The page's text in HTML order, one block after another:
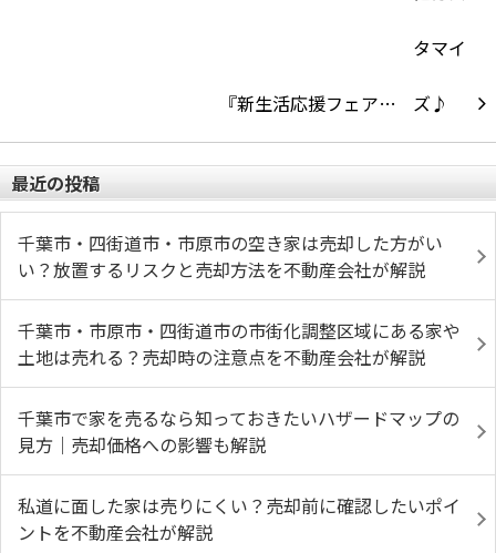
『新生活応援フェア…
最近の投稿
千葉市・四街道市・市原市の空き家は売却した方がい
い？放置するリスクと売却方法を不動産会社が解説
千葉市・市原市・四街道市の市街化調整区域にある家や
土地は売れる？売却時の注意点を不動産会社が解説
千葉市で家を売るなら知っておきたいハザードマップの
見方｜売却価格への影響も解説
私道に面した家は売りにくい？売却前に確認したいポイ
ントを不動産会社が解説